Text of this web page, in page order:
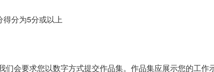
得分为5分或以上
会要求您以数字方式提交作品集。作品集应展示您的工作